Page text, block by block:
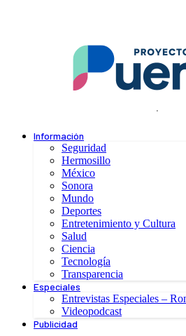
.
Información
Seguridad
Hermosillo
México
Sonora
Mundo
Deportes
Entretenimiento y Cultura
Salud
Ciencia
Tecnología
Transparencia
Especiales
Entrevistas Especiales –
Videopodcast
Publicidad